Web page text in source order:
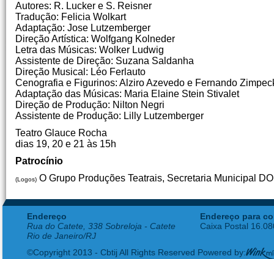
Autores: R. Lucker e S. Reisner
Tradução: Felicia Wolkart
Adaptação: Jose Lutzemberger
Direção Artística: Wolfgang Kolneder
Letra das Músicas: Wolker Ludwig
Assistente de Direção: Suzana Saldanha
Direção Musical: Léo Ferlauto
Cenografia e Figurinos: Alziro Azevedo e Fernando
Adaptação das Músicas: Maria Elaine Stein Stivalet
Direção de Produção: Nilton Negri
Assistente de Produção: Lilly Lutzemberger
Teatro Glauce Rocha
dias 19, 20 e 21 às 15h
Patrocínio
(Logos) O Grupo Produções Teatrais, Secretaria Municipal
Endereço
Rua do Catete, 338 Sobreloja - Catete
Rio de Janeiro/RJ
Endereço para
Caixa Postal
©Copyright 2013 - Cbtij All Rights Reserved Powered by: